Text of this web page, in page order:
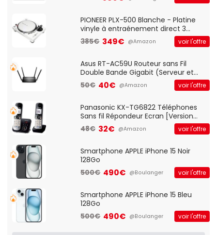
And Play, Confortable, Taille
QWERTY UK - Noir
PIONEER PLX-500 Blanche - Platine
vinyle à entraénement direct 3
vitesses (33-45-78 trs/min) avec
pre-ampli intégré et port USB
385€ 349€ @Amazon voir l'offre
Asus RT-AC59U Routeur sans Fil
Double Bande Gigabit (Serveur et
Client VPN, Triple Vlan, Mode Point
d'accès et Bridge, contrôle Parental,
50€ 40€ @Amazon voir l'offre
Panasonic KX-TG6822 Téléphones
Sans fil Répondeur Ecran [Version
Française]
48€ 32€ @Amazon voir l'offre
Smartphone APPLE iPhone 15 Noir
128Go
500€ 490€ @Boulanger voir l'offre
Smartphone APPLE iPhone 15 Bleu
128Go
500€ 490€ @Boulanger voir l'offre